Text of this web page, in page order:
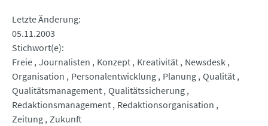
Letzte Änderung
05.11.2003
Stichwort(e)
Freie Journalisten Konzept Kreativität Newsdesk
Organisation
Personalentwicklung Planung Qualität
Qualitätsmanagement Qualitätssicherung
Redaktionsmanagement Redaktionsorganisation
Zeitung Zukunft